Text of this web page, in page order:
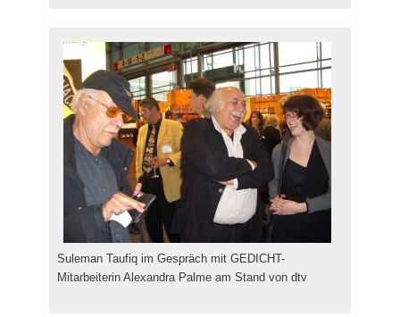
Suleman Taufiq im Gespräch mit GEDICHT-
Mitarbeiterin Alexandra Palme am Stand von dtv